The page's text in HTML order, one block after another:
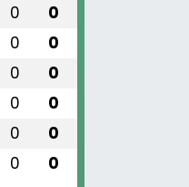
0 0
0 0
0 0
0 0
0 0
0 0